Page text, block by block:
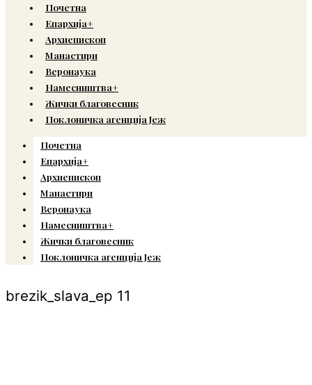
Почетна
Епархија+
Архиепископ
Манастири
Веронаука
Намесништва+
Жички благовесник
Поклоничка агенција Јеж
Почетна
Епархија+
Архиепископ
Манастири
Веронаука
Намесништва+
Жички благовесник
Поклоничка агенција Јеж
brezik_slava_ep 11